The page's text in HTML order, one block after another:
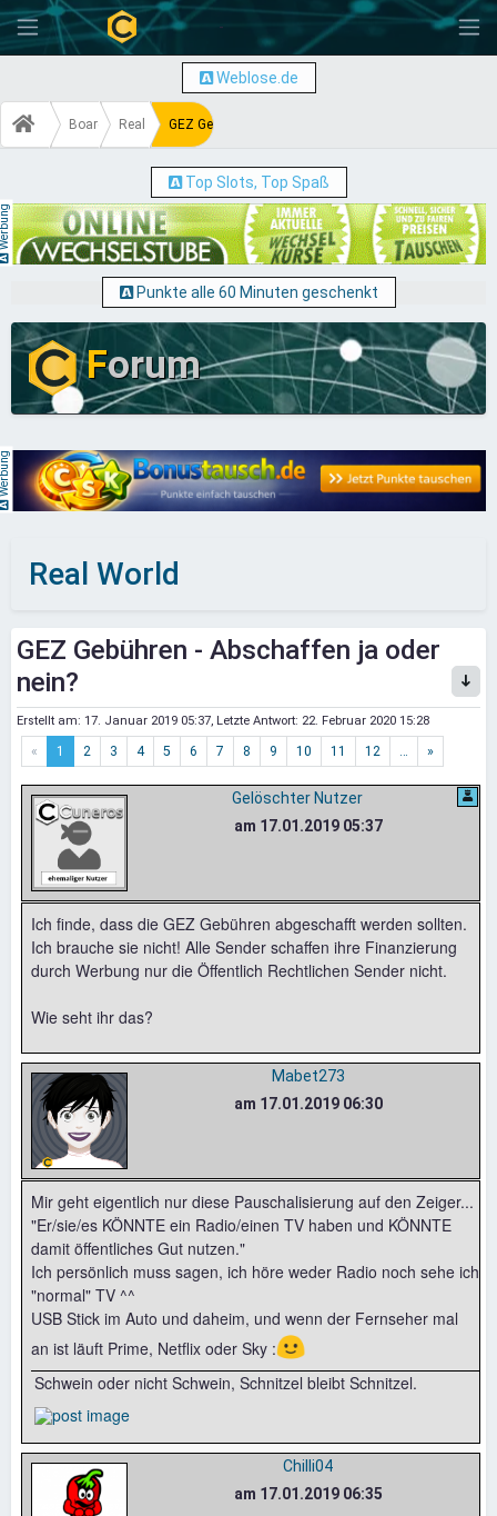
-
Weblose.de
Board Real WorldGEZ Gebühren - Abschaffen ja oder nein?
Top Slots, Top Spaß
Punkte alle 60 Minuten geschenkt
Forum
Real World
GEZ Gebühren - Abschaffen ja oder
nein?
Erstellt am: 17. Januar 2019 05:37, Letzte Antwort: 22. Februar 2020 15:28
« 1 2 3 4 5 6 7 8 9 10 11 12 … »
Gelöschter Nutzer
am 17.01.2019 05:37
Ich finde, dass die GEZ Gebühren abgeschafft werden sollten.
Ich brauche sie nicht! Alle Sender schaffen ihre Finanzierung
durch Werbung nur die Öffentlich Rechtlichen Sender nicht.
Wie seht ihr das?
Mabet273
am 17.01.2019 06:30
Mir geht eigentlich nur diese Pauschalisierung auf den Zeiger...
"Er/sie/es KÖNNTE ein Radio/einen TV haben und KÖNNTE
damit öffentliches Gut nutzen."
Ich persönlich muss sagen, ich höre weder Radio noch sehe ich
"normal" TV ^^
USB Stick im Auto und daheim, und wenn der Fernseher mal
an ist läuft Prime, Netflix oder Sky :🙂
Schwein oder nicht Schwein, Schnitzel bleibt Schnitzel.
Chilli04
am 17.01.2019 06:35